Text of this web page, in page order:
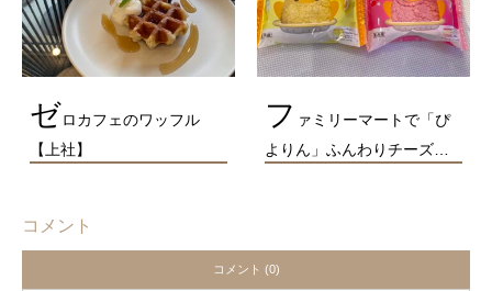
ゼロカフェのワッフル
【上社】
フ ァミリーマートで「ぴ
よりん」ふんわりチーズ…
コメント
コメント (0)